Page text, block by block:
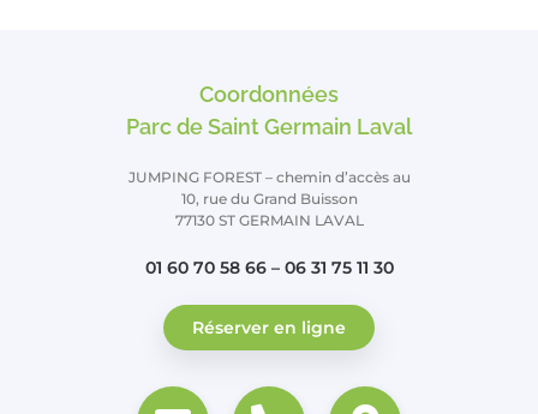
Coordonnées
Parc de Saint Germain Laval
JUMPING FOREST – chemin d’accès au
10, rue du Grand Buisson
77130 ST GERMAIN LAVAL
01 60 70 58 66 – 06 31 75 11 30
Réserver en ligne